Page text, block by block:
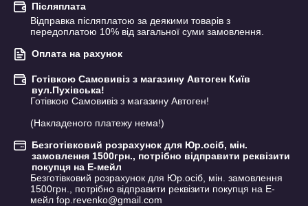
Післяплата
Відправка післяплатою за деякими товарів з
передоплатою 10% від загальної суми замовлення.
Оплата на рахунок
Готівкою Самовивіз з магазину Автоген Київ
вул.Пухівська!
Готівкою Самовивіз з магазину Автоген!
(Накладеного платежу нема!)
Безготівковий розрахунок для Юр.осіб, мін.
замовлення 1500грн., потрібно відправити реквізити
покупця на Е-мейл
Безготівковий розрахунок для Юр.осіб, мін. замовлення
1500грн., потрібно відправити реквізити покупця на Е-
мейл fop.revenko@gmail.com